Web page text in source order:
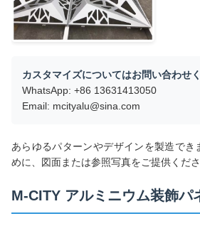
カスタマイズについてはお問い合わせ
WhatsApp: +86 13631413050
Email: mcityalu@sina.com
あらゆるパターンやデザインを製造でき
めに、図面または参照写真をご提供くださ
M-CITY アルミニウム装飾パ